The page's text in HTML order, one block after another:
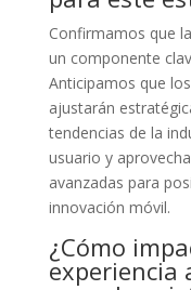
Confirmamos que
un componente
Anticipamos que
ajustarán
tendencias de la
usuario y
avanzadas para
innovación móvil.
¿Cómo
experiencia